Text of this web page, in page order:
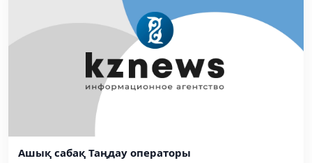
Ашық сабақ Таңдау операторы